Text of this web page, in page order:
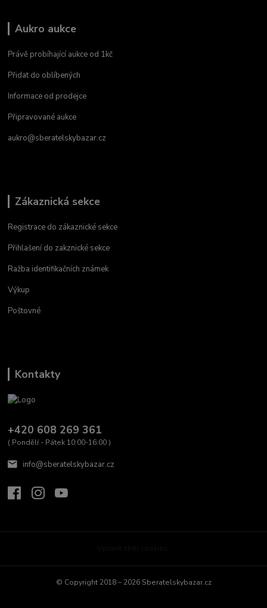
Aukro aukce
Právě probíhající aukce od 1kč
Přidat do oblíbených
Informace od prodejce
Připravované aukce
aukro@sberatelskybazar.cz
Zákaznická sekce
Registrace do zákaznické sekce
Přihlašení do zakznické sekce
Ražba identifikačních známek
Výkup
Poštovné
Kontakty
+420 608 269 361
( Pondělí - Pátek 10:00-16:00 )
info@sberatelskybazar.cz
© Copyright 2018 – 2026 Sberatelskybazar.cz